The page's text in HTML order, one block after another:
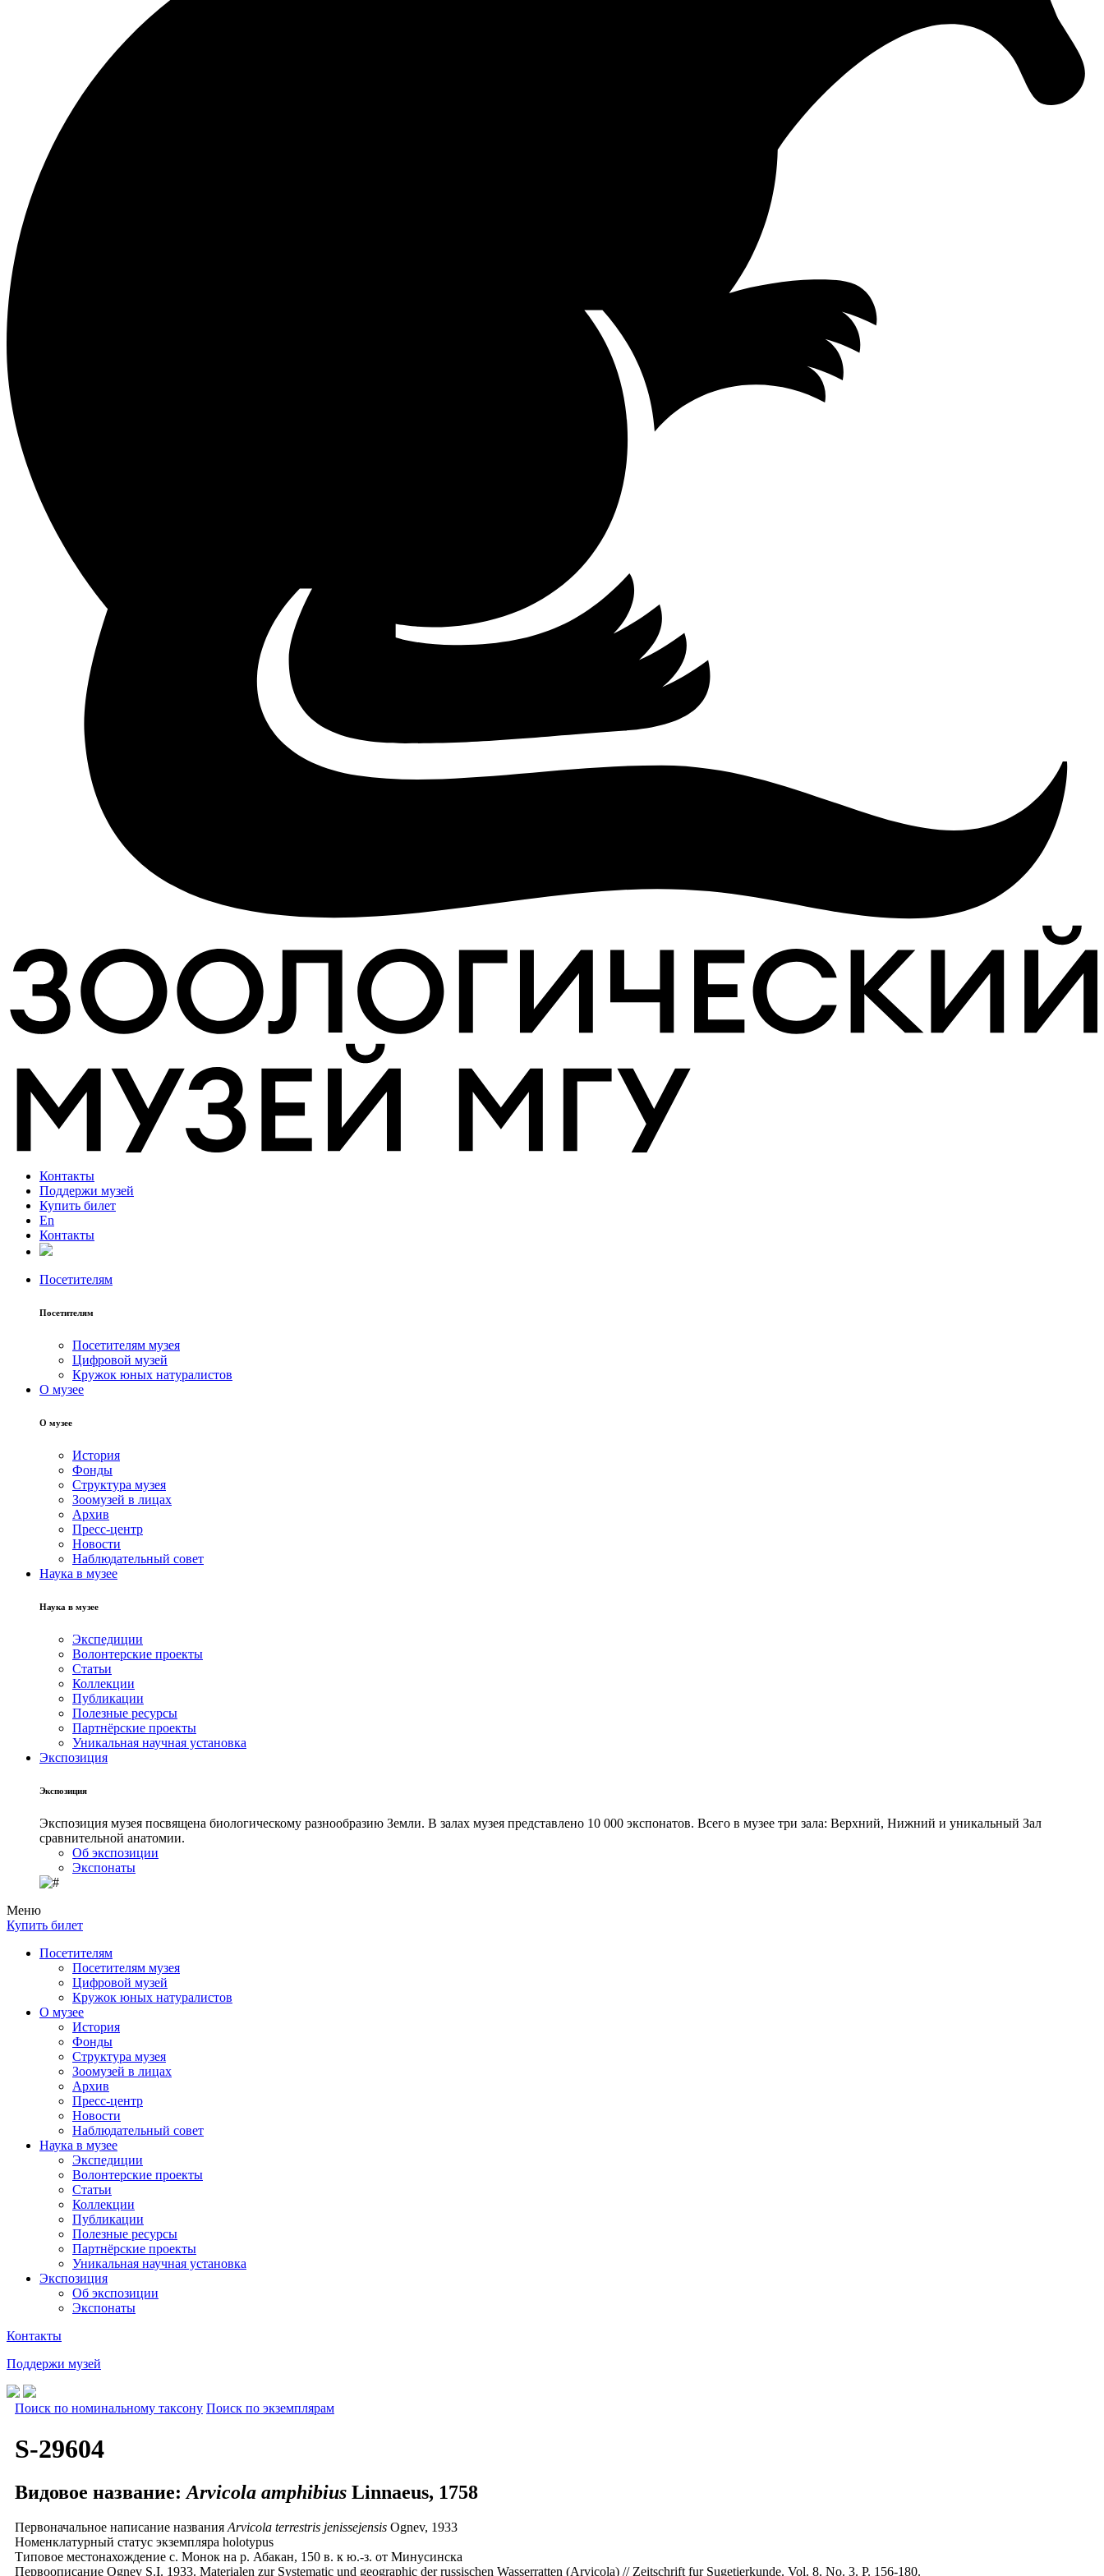
Контакты
Поддержи музей
Купить билет
En
Контакты
Посетителям
Посетителям
Посетителям музея
Цифровой музей
Кружок юных натуралистов
О музее
О музее
История
Фонды
Структура музея
Зоомузей в лицах
Архив
Пресс-центр
Новости
Наблюдательный совет
Наука в музее
Наука в музее
Экспедиции
Волонтерские проекты
Статьи
Коллекции
Публикации
Полезные ресурсы
Партнёрские проекты
Уникальная научная установка
Экспозиция
Экспозиция
Экспозиция музея посвящена биологическому разнообразию Земли. В залах музея представлено 10 000 экспонатов. Всего в музее три зала: Верхний, Нижний и уникальный Зал
сравнительной анатомии.
Об экспозиции
Экспонаты
Меню
Купить билет
Посетителям
Посетителям музея
Цифровой музей
Кружок юных натуралистов
О музее
История
Фонды
Структура музея
Зоомузей в лицах
Архив
Пресс-центр
Новости
Наблюдательный совет
Наука в музее
Экспедиции
Волонтерские проекты
Статьи
Коллекции
Публикации
Полезные ресурсы
Партнёрские проекты
Уникальная научная установка
Экспозиция
Об экспозиции
Экспонаты
Контакты
Поддержи музей
Поиск по номинальному таксону Поиск по экземплярам
S-29604
Видовое название: Arvicola amphibius Linnaeus, 1758
Первоначальное написание названия Arvicola terrestris jenissejensis Ognev, 1933
Номенклатурный статус экземпляра holotypus
Типовое местонахождение с. Монок на р. Абакан, 150 в. к ю.-з. от Минусинска
Первоописание Ognev S.I. 1933. Materialen zur Systematic und geographic der russischen Wasserratten (Arvicola) // Zeitschrift fur Sugetierkunde. Vol. 8. No. 3. P. 156-180.